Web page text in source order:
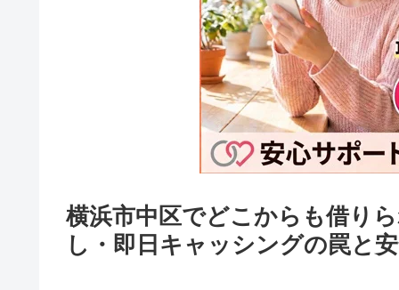
横浜市中区でどこからも借り
し・即日キャッシングの罠と